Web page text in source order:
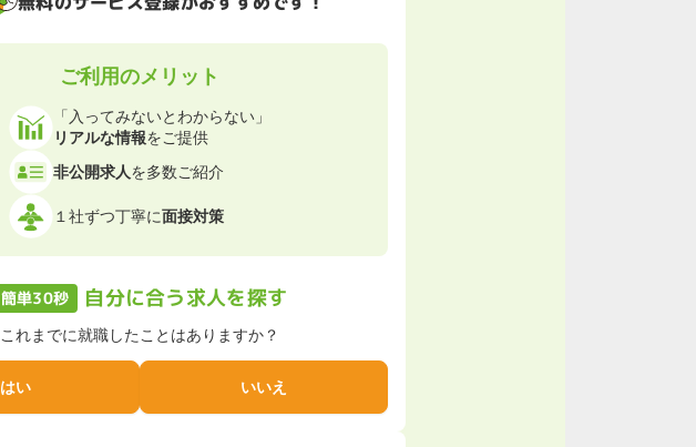
ご利用のメリット
「入ってみないとわからない」
リアルな情報をご提供
非公開求人を多数ご紹介
１社ずつ丁寧に面接対策
簡単30秒 自分に合う求人を探す
これまでに就職したことはありますか？
はい いいえ